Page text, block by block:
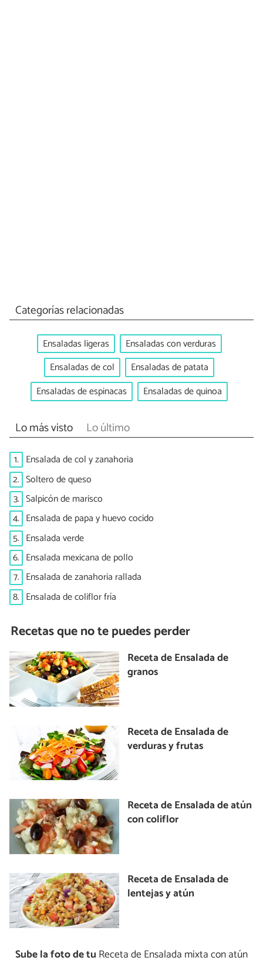
Categorías relacionadas
Ensaladas ligeras
Ensaladas con verduras
Ensaladas de col
Ensaladas de patata
Ensaladas de espinacas
Ensaladas de quinoa
Lo más visto Lo último
1. Ensalada de col y zanahoria
2. Soltero de queso
3. Salpicón de marisco
4. Ensalada de papa y huevo cocido
5. Ensalada verde
6. Ensalada mexicana de pollo
7. Ensalada de zanahoria rallada
8. Ensalada de coliflor fría
Recetas que no te puedes perder
Receta de Ensalada de
granos
Receta de Ensalada de
verduras y frutas
Receta de Ensalada de atún
con coliflor
Receta de Ensalada de
lentejas y atún
Sube la foto de tu Receta de Ensalada mixta con atún